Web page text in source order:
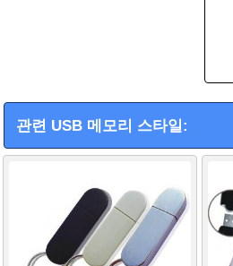
관련 USB 메모리 스타일: